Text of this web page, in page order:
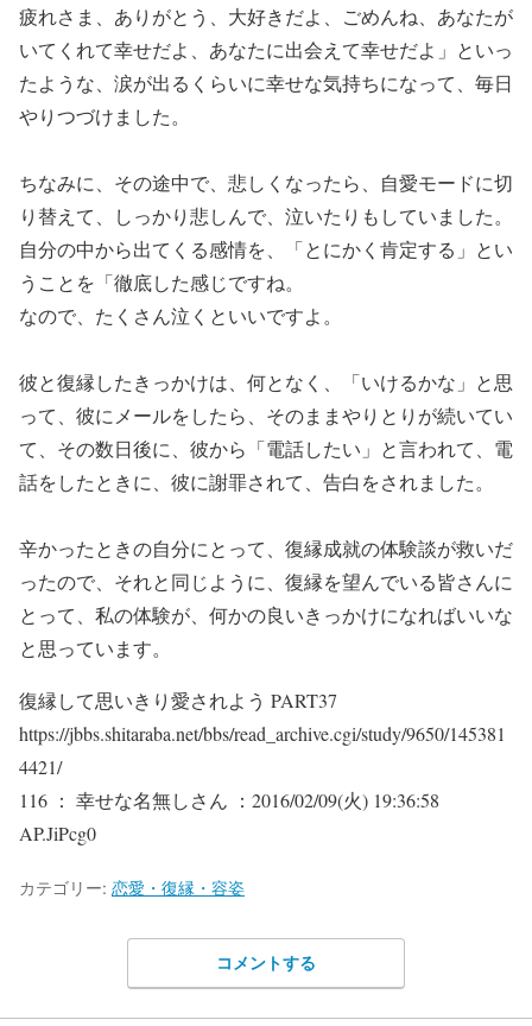
疲れさま、ありがとう、大好きだよ、ごめんね、あなたが
いてくれて幸せだよ、あなたに出会えて幸せだよ」といっ
たような、涙が出るくらいに幸せな気持ちになって、毎日
やりつづけました。
ちなみに、その途中で、悲しくなったら、自愛モードに切
り替えて、しっかり悲しんで、泣いたりもしていました。
自分の中から出てくる感情を、「とにかく肯定する」とい
うことを「徹底した感じですね。
なので、たくさん泣くといいですよ。
彼と復縁したきっかけは、何となく、「いけるかな」と思
って、彼にメールをしたら、そのままやりとりが続いてい
て、その数日後に、彼から「電話したい」と言われて、電
話をしたときに、彼に謝罪されて、告白をされました。
辛かったときの自分にとって、復縁成就の体験談が救いだ
ったので、それと同じように、復縁を望んでいる皆さんに
とって、私の体験が、何かの良いきっかけになればいいな
と思っています。
復縁して思いきり愛されよう PART37
https://jbbs.shitaraba.net/bbs/read_archive.cgi/study/9650/145381
4421/
116 ： 幸せな名無しさん ：2016/02/09(火) 19:36:58
AP.JiPcg0
カテゴリー: 恋愛・復縁・容姿
コメントする